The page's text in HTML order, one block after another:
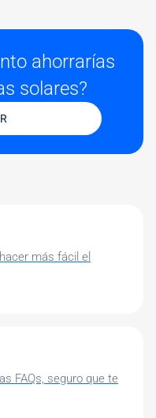
ahorrarías
solares?
más fácil el
FAQs, seguro que te